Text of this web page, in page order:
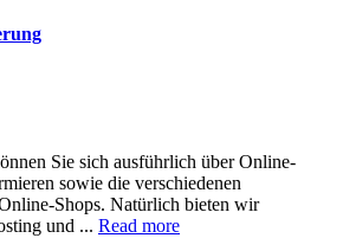
Sie sich ausführlich über Online-
sowie die verschiedenen
Shops. Natürlich bieten wir
und ... Read more